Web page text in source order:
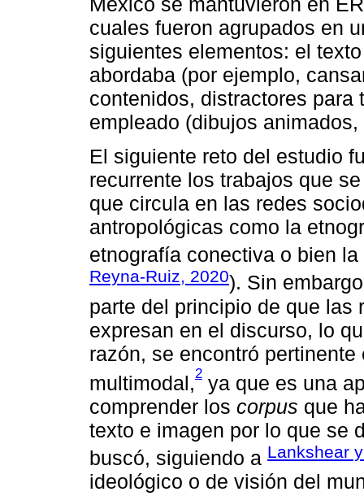
cuales fueron agrupados en
siguientes elementos: el
abordaba (por ejemplo,
contenidos, distractores para
empleado (dibujos
El siguiente reto del estudio
recurrente los trabajos que
que circula en las redes
antropológicas como la
etnografía conectiva o bien
Reyna-Ruiz, 2020). Sin
parte del principio de que las
expresan en el discurso, lo
razón, se encontró
multimodal,2 ya que es una
comprender los corpus que
texto e imagen por lo que se
buscó, siguiendo a Lankshear
ideológico o de visión del